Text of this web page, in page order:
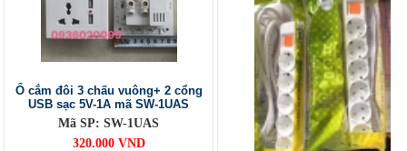
Ổ cắm đôi 3 chấu vuông+ 2 cổng
USB sạc 5V-1A mã SW-1UAS
Mã SP: SW-1UAS
320.000 VND